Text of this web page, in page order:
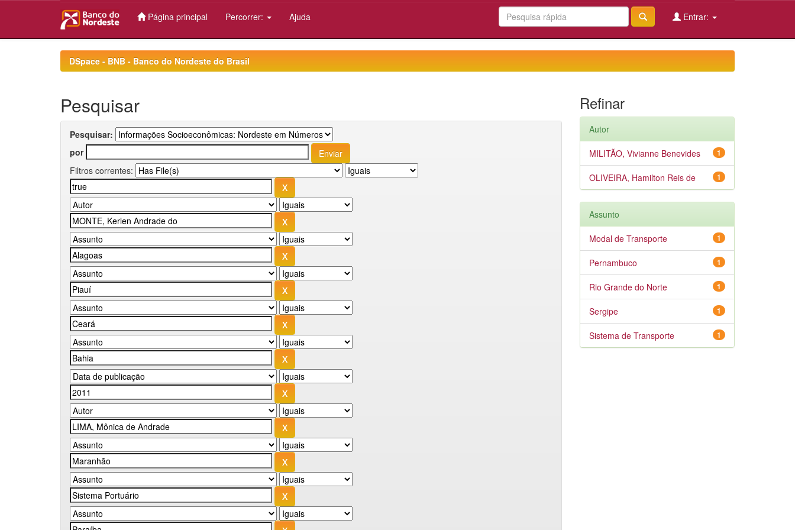
Página principal Percorrer: Ajuda Entrar:
DSpace - BNB - Banco do Nordeste do Brasil
Pesquisar
Pesquisar:
por
Filtros correntes:
Refinar
Autor
1
MILITÃO, Vivianne Benevides
1
OLIVEIRA, Hamilton Reis de
Assunto
1
Modal de Transporte
1
Pernambuco
1
Rio Grande do Norte
1
Sergipe
1
Sistema de Transporte